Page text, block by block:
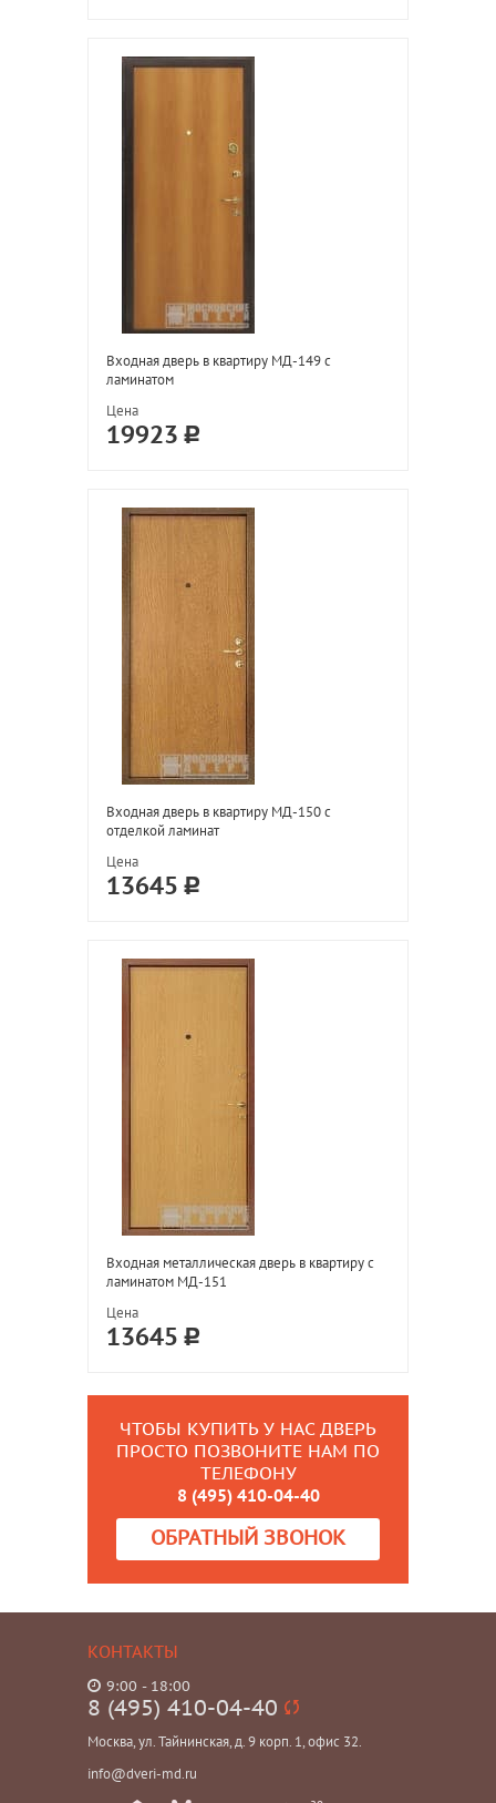
Входная дверь в квартиру МД-149 с
ламинатом
Цена
19923
Входная дверь в квартиру МД-150 с
отделкой ламинат
Цена
13645
Входная металлическая дверь в квартиру с
ламинатом МД-151
Цена
13645
ЧТОБЫ КУПИТЬ У НАС ДВЕРЬ
ПРОСТО ПОЗВОНИТЕ НАМ ПО
ТЕЛЕФОНУ
8 (495) 410-04-40
ОБРАТНЫЙ ЗВОНОК
КОНТАКТЫ
9:00 - 18:00
8 (495) 410-04-40
Москва, ул. Тайнинская, д. 9 корп. 1, офис 32.
info@dveri-md.ru